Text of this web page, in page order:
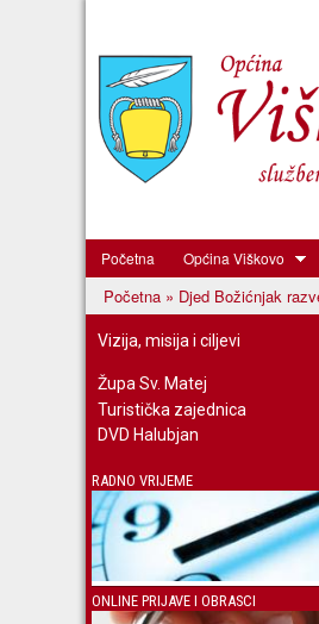
Općina
Viškovo
Početna Općina Viškovo
Vi ste ovdje
Početna » Djed Božićnjak
Vizija, misija i ciljevi
Župa Sv. Matej
Turistička zajednica
DVD Halubjan
RADNO VRIJEME
ONLINE PRIJAVE I OBRASCI